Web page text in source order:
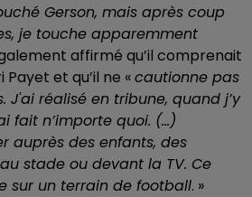
Gerson, mais après coup
je touche apparemment
affirmé qu’il comprenait
et qu’il ne «cautionne pas
J'ai réalisé en tribune, quand j’y
fait n’importe quoi. (...)
auprès des enfants, des
stade ou devant la TV. Ce
sur un terrain de football. »